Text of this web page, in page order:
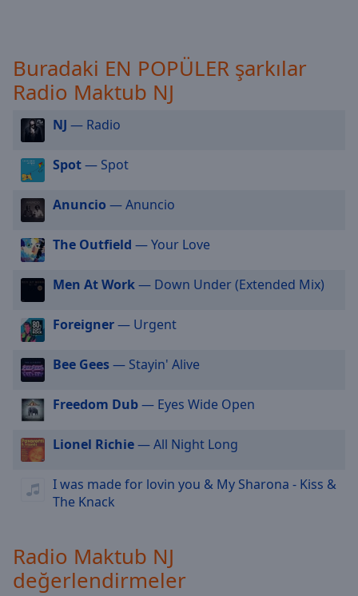
This
modal
window.
Beginning
dialog
Escape
cancel
and
close
window.
Color
Opacity
Opacity
Buradaki EN POPÜLER şarkılar
Radio Maktub NJ
NJ — Radio
Spot— Spot
Anuncio — Anuncio
The Outfield — Your Love
Men At Work— Down Under (Extended Mix)
Foreigner— Urgent
Bee Gees— Stayin' Alive
Freedom Dub— Eyes Wide Open
Lionel Richie— All Night Long
I was made for lovin you & My Sharona - Kiss &
The Knack
Radio Maktub NJ
değerlendirmeler